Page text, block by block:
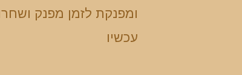
ומפנקת לזמן מפנק
עכשיו